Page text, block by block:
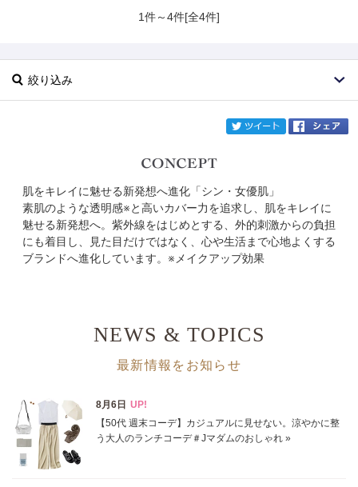
1件～4件[全4件]
絞り込み
ブランド Ex:beaute
カテゴリ
サイズ
表示オプション
肌をキレイに魅せる新発想へ進化「シン・女優肌」
素肌のような透明感※と高いカバー力を追求し、肌をキレイに
魅せる新発想へ。紫外線をはじめとする、外的刺激からの負担
にも着目し、見た目だけではなく、心や生活まで心地よくする
ブランドへ進化しています。※メイクアップ効果
NEWS & TOPICS
最新情報をお知らせ